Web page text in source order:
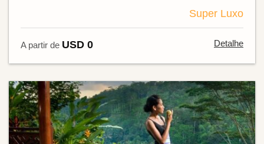
Super Luxo
A partir de USD 0 Detalhe